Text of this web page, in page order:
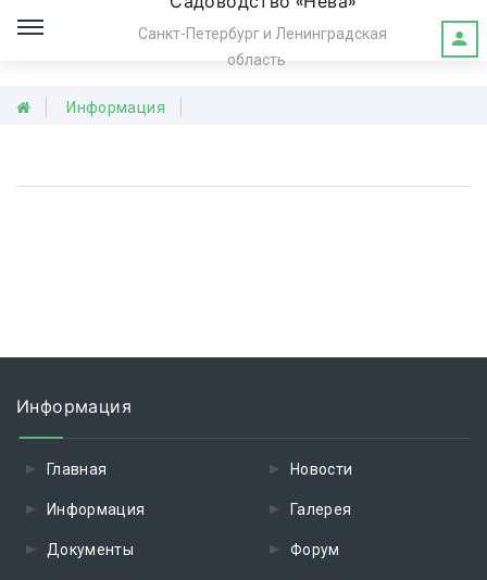
Санкт-Петербург и Ленинградская
область
Информация
Информация
Главная
Информация
Документы
Новости
Галерея
Форум